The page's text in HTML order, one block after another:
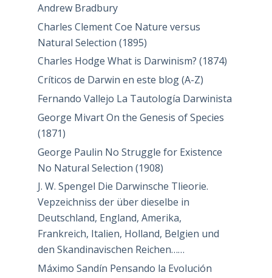
Andrew Bradbury
Charles Clement Coe Nature versus
Natural Selection (1895)
Charles Hodge What is Darwinism? (1874)
Críticos de Darwin en este blog (A-Z)
Fernando Vallejo La Tautología Darwinista
George Mivart On the Genesis of Species
(1871)
George Paulin No Struggle for Existence
No Natural Selection (1908)
J. W. Spengel Die Darwinsche Tlieorie.
Vepzeichniss der über dieselbe in
Deutschland, England, Amerika,
Frankreich, Italien, Holland, Belgien und
den Skandinavischen Reichen……
Máximo Sandín Pensando la Evolución